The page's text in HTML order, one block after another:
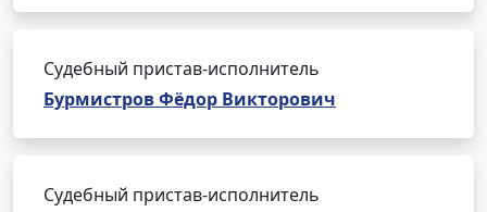
Судебный пристав-исполнитель
Бурмистров Фёдор Викторович
Судебный пристав-исполнитель